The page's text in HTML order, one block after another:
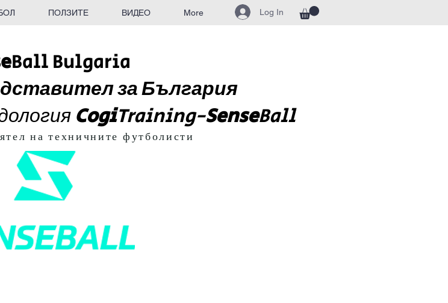
ПОЛЗИТЕ ВИДЕО More Log In
Ball Bulgaria
за България
CogiTraining-SenseBall
на техничните футболисти